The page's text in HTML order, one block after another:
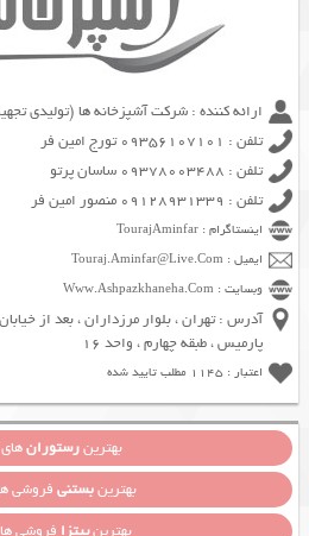
ارائه کننده : شرکت آشپزخانه ها (تولیدی
تلفن : 09356107101 تورج امین فر
تلفن : 09378003488 ساسان پرتو
تلفن : 09128931339 منصور امین فر
اینستاگرام : TourajAminfar
ایمیل : Touraj.Aminfar@Live.Com
وبسایت : Www.Ashpazkhaneha.Com
پارمیس ، طبقه چهارم ، واحد 16
اعتبار : 1145 مطلب تایید شده
بهترینرستوران
بهترینبستنی فروشی